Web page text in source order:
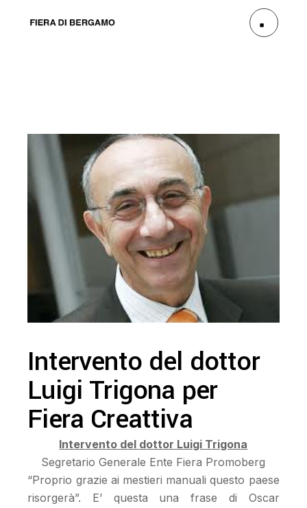
Intervento del dottor
Luigi Trigona per
Fiera Creattiva
Intervento del dottor Luigi Trigona
Segretario Generale Ente Fiera Promoberg
“Proprio grazie ai mestieri manuali questo paese
risorgerà”. E’ questa una frase di Oscar